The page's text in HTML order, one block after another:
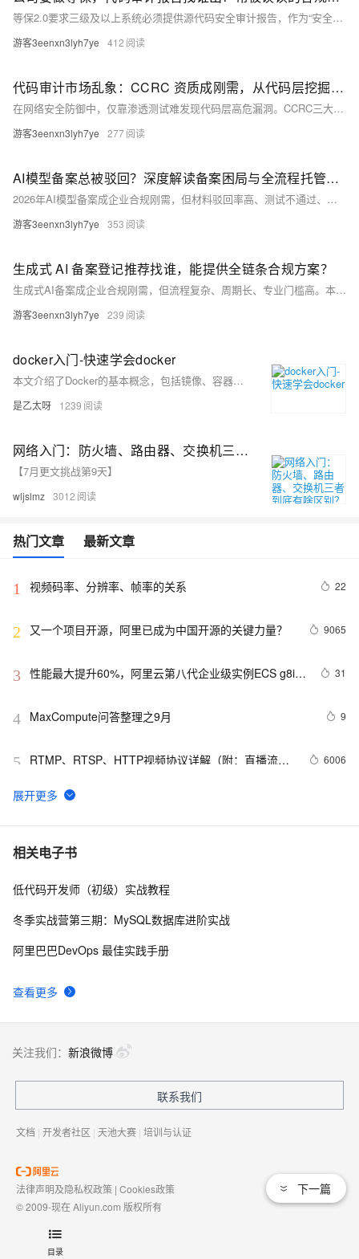
目录
等保2.0要求三级及以上系统必须提供源代码安全审计报告，作为“安全开发”关键证据。该报告需聚焦逻辑层风险（如SQL注入、越权、硬编码密钥等），非漏洞扫描或渗透测试可替代。合规报告须满足：方法论合规（依据GB/T 39412-2020等）、结果可追溯（精确定位至行号+复现路径）、整改可闭环（含修复建议与免费复测）。服务方应具备CMA、CCRC等法定资质，并采用“自动化扫描+人工深度分析”双轨机制。（239字）
游客3eenxn3lyh7ye 412
代码审计市场乱象：CCRC 资质成刚需，从代码层挖掘高危漏洞成行业共识
在网络安全防御中，仅靠渗透测试难发现代码层高危漏洞。CCRC三大资质（软件安全开发、安全测试、风险评估）是验证服务商代码审计能力的国家级公信力标尺，覆盖SAST/IAST、全语言人工审计及合规研判，确保从源头筑牢安全防线。（239字）
游客3eenxn3lyh7ye 277
AI模型备案总被驳回？深度解读备案困局与全流程托管服务的价值
2026年AI模型备案成企业合规刚需，但材料驳回率高、测试不通过、审批周期长达4–10个月。本文深度解析备案三大难点（材料完备性、双审核机制、技术测试），对比三类服务商，并强调“技术预检+材料规范+安全测试+全程跟进”四位一体的全流程托管价值，助力企业高效拿号。
游客3eenxn3lyh7ye 353
生成式 AI 备案登记推荐找谁，能提供全链条合规方案？
生成式AI备案成企业合规刚需，但流程复杂、周期长、专业门槛高。本文详解全链条服务机构四大筛选标准：服务完整性、权威资质（CCRC/CMA/ISO42001）、技术能力（自研工具+百万题库）与时效保障，并提供实操路径与行业案例参考。（239字）
游客3eenxn3lyh7ye 239
docker入门-快速学会docker
本文介绍了Docker的基本概念，包括镜像、容器、tar文件、Dockerfile和仓库，并通过实际操作演示了如何使用Docker。从拉取Nginx镜像、运行容器、修改容器内容、保存容器为新镜像，到使用Dockerfile构建自定义镜像，最后讲解了如何保存和恢复镜像。文中还推荐了一个在线实践平台Play with Docker，方便读者快速上手Docker。
是乙太呀 1239
网络入门：防火墙、路由器、交换机三者到底有啥区别？
【7月更文挑战第9天】
wljslmz 3012
热门文章 最新文章
1 视频码率、分辨率、帧率的关系 22
2 又一个项目开源，阿里已成为中国开源的关键力量？ 9065
3 性能最大提升60%，阿里云第八代企业级实例ECS g8i正
31
4 MaxCompute问答整理之9月 9
5
RTMP、RTSP、HTTP视频协议详解（附：直播流地
6006
6
【YOLOv8改进 - 注意力机制】Triplet Attention：轻量有
7 Python PIL远程命令执行漏洞复现(CVE-2017-8291
8 新年快乐 ~
相关电子书
查看更多
低代码开发师（初级）实战教程
冬季实战营第三期：MySQL数据库进阶实战
阿里巴巴DevOps 最佳实践手册
下一篇
关注我们： 新浪微博
联系我们
文档 | 开发者社区 | 天池大赛 | 培训与认证
法律声明及隐私权政策 | Cookies政策
© 2009-现在 Aliyun.com 版权所有
域名注册服务机构许可：